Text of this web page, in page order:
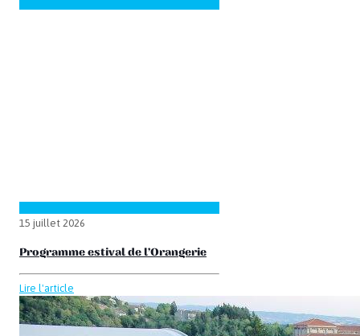
15 juillet 2026
Programme estival de l’Orangerie
Lire l'article